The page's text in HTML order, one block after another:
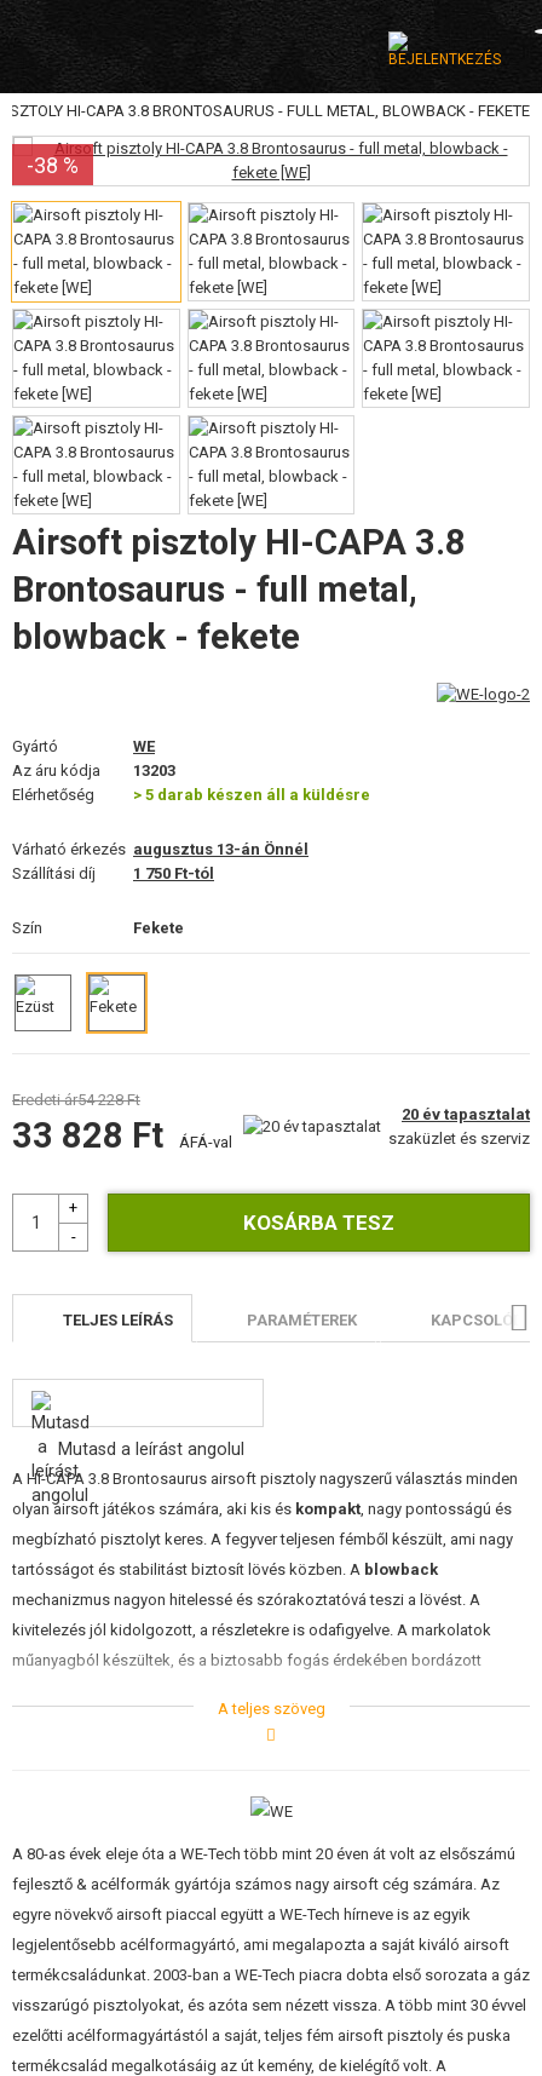
KATEGÓRIA
AIRSOFT FEGYVEREK
LÉGFEGYVEREK, CSÚZLIK
GRÁNÁTVETŐK, GRÁNÁTOK
LÖVEDÉK, GÁZ
AKKUMULÁTOROK, TÖLTŐK
TÁRAK
SZEMÜVEGEK, MASZKOK
FELSZERELÉS, EGYENRUHA, TOKOK
PÓTALKATRÉSZEK FEGYVEREKHEZ
ÖNVÉDELMI FELSZERELÉSEK, KÉPZÉS, KÉSEK
CÉLOK, LŐLAP
OUTDOOR, BUSHCRAFT
ÉPÍTŐKÉSZLETEK, MODELLEK
SÉRÜLT, HASZNÁLT ÁRUK
KEDVEZMÉNYEK
ELÉRHETŐSÉG
HI-CAPA 3.8 BRONTOSAURUS - FULL METAL, BLOWBACK - FEKETE
-38 %
Airsoft pisztoly HI-CAPA 3.8
Brontosaurus - full metal,
blowback - fekete
Gyártó
WE
Az áru kódja
13203
Elérhetőség
> 5 darab készen áll a küldésre
Várható érkezés augusztus 13-án Önnél
Szállítási díj
1 750 Ft-tól
Szín Fekete
Eredeti ár54 228 Ft
33 828 Ft ÁFÁ-val
20 év tapasztalat
szaküzlet és szerviz
TELJES LEÍRÁS PARAMÉTEREK KAPCSOLÓDÓ
Mutasd a leírást angolul
A HI-CAPA 3.8 Brontosaurus airsoft pisztoly nagyszerű választás minden
olyan airsoft játékos számára, aki kis és kompakt, nagy pontosságú és
megbízható pisztolyt keres. A fegyver teljesen fémből készült, ami nagy
tartósságot és stabilitást biztosít lövés közben. A blowback
mechanizmus nagyon hitelessé és szórakoztatóvá teszi a lövést. A
kivitelezés jól kidolgozott, a részletekre is odafigyelve. A markolatok
műanyagból készültek, és a biztosabb fogás érdekében bordázott
A meghajtása sűrített gázzal történik, amelyet a tárba töltenek. A
lézerek vagy zseblámpák rögzítését, így a játékosok több lehetőséget
fényvezető célzókészülék
tájékozódást a terepen még gyenge fényviszonyok mellett is. A
tárkapacitás 24 töltényt tartalmaz.
A HopUp a csúszka eltávolítása után állítható be. Ez egy kis fogazott
kerék elforgatásával történik a kamrán. A tenyérbiztosítás további
biztonságot nyújt a kezelés során.
A teljes szöveg
A 80-as évek eleje óta a WE-Tech több mint 20 éven át volt az elsőszámú
fejlesztő & acélformák gyártója számos nagy airsoft cég számára. Az
egyre növekvő airsoft piaccal együtt a WE-Tech hírneve is az egyik
legjelentősebb acélformagyártó, ami megalapozta a saját kiváló airsoft
termékcsaládunkat. 2003-ban a WE-Tech piacra dobta első sorozata a gáz
visszarúgó pisztolyokat, és azóta sem nézett vissza. A több mint 30 évvel
ezelőtti acélformagyártástól a saját, teljes fém airsoft pisztoly és puska
termékcsalád megalkotásáig az út kemény, de kielégítő volt. A